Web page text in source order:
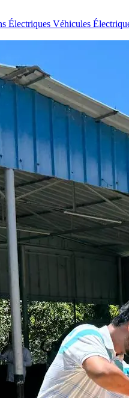
Électriques Véhicules